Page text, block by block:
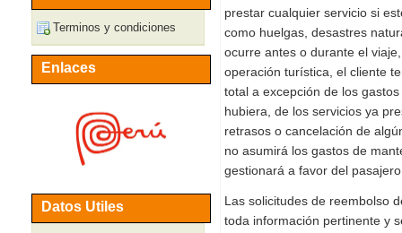
prestar cualquier servicio si
como huelgas, desastres
ocurre antes o durante el
operación turística, el cliente
total a excepción de los
hubiera, de los servicios ya
retrasos o cancelación de
no asumirá los gastos de
gestionará a favor del
Las solicitudes de reembolso
toda información pertinente y
Terminos y condiciones
Enlaces
Datos Utiles